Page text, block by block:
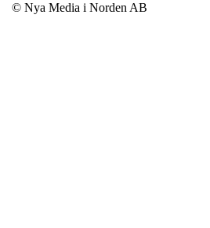
© Nya Media i Norden AB